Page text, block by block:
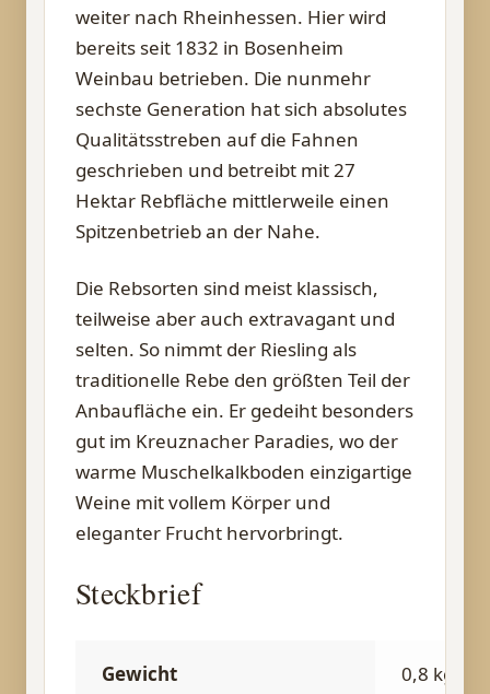
weiter nach Rheinhessen. Hier wird
bereits seit 1832 in Bosenheim
Weinbau betrieben. Die nunmehr
sechste Generation hat sich absolutes
Qualitätsstreben auf die Fahnen
geschrieben und betreibt mit 27
Hektar Rebfläche mittlerweile einen
Spitzenbetrieb an der Nahe.
Die Rebsorten sind meist klassisch,
teilweise aber auch extravagant und
selten. So nimmt der Riesling als
traditionelle Rebe den größten Teil der
Anbaufläche ein. Er gedeiht besonders
gut im Kreuznacher Paradies, wo der
warme Muschelkalkboden einzigartige
Weine mit vollem Körper und
eleganter Frucht hervorbringt.
Steckbrief
Gewicht 0,8 kg